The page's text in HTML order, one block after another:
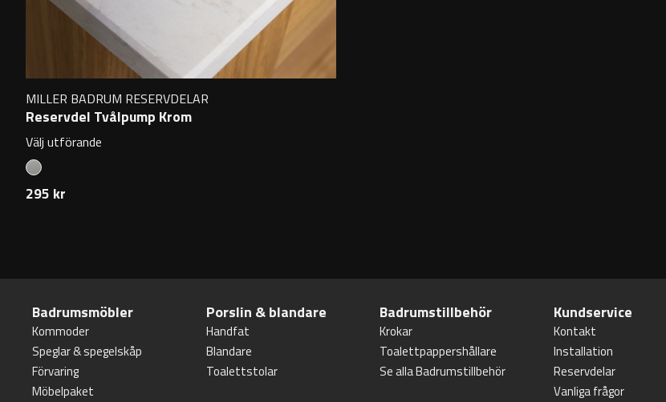
MILLER BADRUM RESERVDELAR
Reservdel Tvålpump Krom
Välj utförande
295 kr
Badrumsmöbler
Kommoder
Speglar & spegelskåp
Förvaring
Möbelpaket
Porslin & blandare
Handfat
Blandare
Toalettstolar
Badrumstillbehör
Krokar
Toalettpappershållare
Se alla Badrumstillbehör
Kundservice
Kontakt
Installation
Reservdelar
Vanliga frågor